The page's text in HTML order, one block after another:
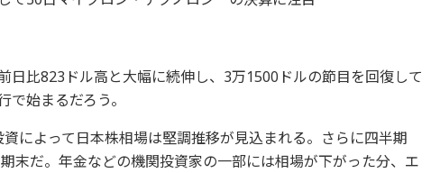
日比823ドル高と大幅に続伸し、3万1500ドルの節目を回復して
始まるだろう。
によって日本株相場は堅調推移が見込まれる。さらに四半期
末だ。年金などの機関投資家の一部には相場が下がった分、エ